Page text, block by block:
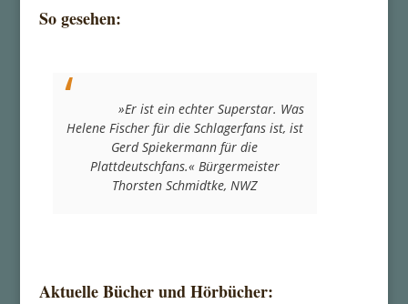
So gesehen:
»Er ist ein echter Superstar. Was
Helene Fischer für die Schlagerfans ist, ist
Gerd Spiekermann für die
Plattdeutschfans.« Bürgermeister
Thorsten Schmidtke, NWZ
Aktuelle Bücher und Hörbücher: